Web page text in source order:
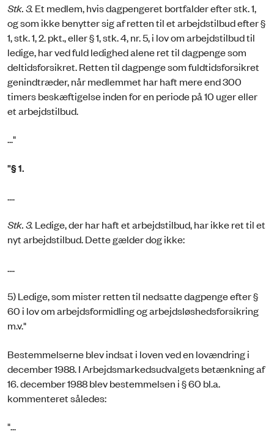
Stk. 3. Et medlem, hvis dagpengeret bortfalder efter stk. 1,
og som ikke benytter sig af retten til et arbejdstilbud efter §
1, stk. 1, 2. pkt., eller § 1, stk. 4, nr. 5, i lov om arbejdstilbud til
ledige, har ved fuld ledighed alene ret til dagpenge som
deltidsforsikret. Retten til dagpenge som fuldtidsforsikret
genindtræder, når medlemmet har haft mere end 300
timers beskæftigelse inden for en periode på 10 uger eller
et arbejdstilbud.
..."
"§ 1.
....
Stk. 3. Ledige, der har haft et arbejdstilbud, har ikke ret til et
nyt arbejdstilbud. Dette gælder dog ikke:
....
5) Ledige, som mister retten til nedsatte dagpenge efter §
60 i lov om arbejdsformidling og arbejdsløshedsforsikring
m.v."
Bestemmelserne blev indsat i loven ved en lovændring i
december 1988. I Arbejdsmarkedsudvalgets betænkning af
16. december 1988 blev bestemmelsen i § 60 bl.a.
kommenteret således:
"...